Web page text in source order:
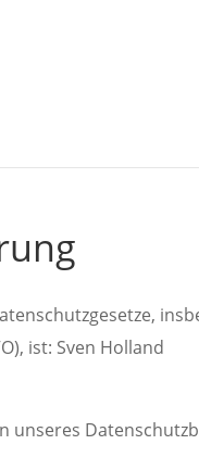
ist: Sven Holland
unseres